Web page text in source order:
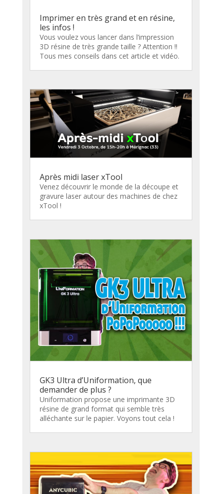
Imprimer en très grand et en résine,
les infos !
Vous voulez vous lancer dans l’impression
3D résine de très grande taille ? Attention !!
Tous mes conseils dans cet article et vidéo.
Après midi laser xTool
Venez découvrir le monde de la découpe et
gravure laser autour des machines de chez
xTool !
GK3 Ultra d’Uniformation, que
demander de plus ?
Uniformation propose une imprimante 3D
résine de grand format qui semble très
alléchante sur le papier. Voyons tout cela !